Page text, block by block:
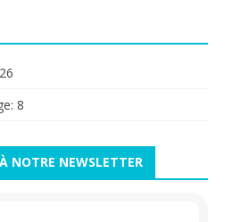
8
NOTRE NEWSLETTER